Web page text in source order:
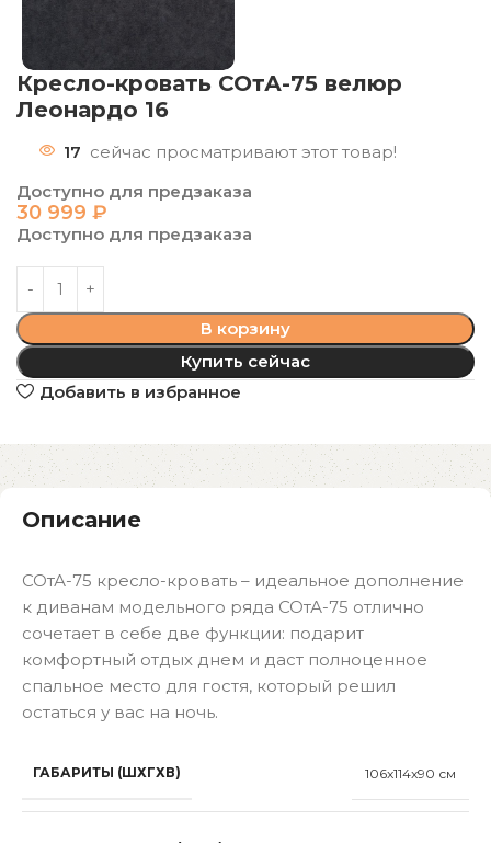
Кресло-кровать СОтА-75 велюр
Леонардо 16
17 сейчас просматривают этот товар!
Доступно для предзаказа
30 999 ₽
Доступно для предзаказа
В корзину
Купить сейчас
Добавить в избранное
Описание
СОтА-75 кресло-кровать – идеальное дополнение
к диванам модельного ряда СОтА-75 отлично
сочетает в себе две функции: подарит
комфортный отдых днем и даст полноценное
спальное место для гостя, который решил
остаться у вас на ночь.
ГАБАРИТЫ (ШХГХВ) 106x114x90 см